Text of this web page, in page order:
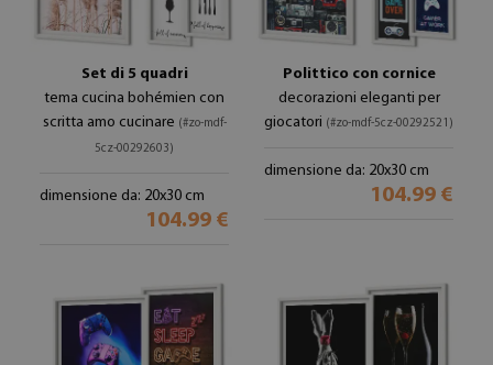
Set di 5 quadri
tema cucina bohémien con
scritta amo cucinare (#zo-mdf-
5cz-00292603)
dimensione da: 20x30 cm
104.99 €
Polittico con cornice
decorazioni eleganti per
giocatori (#zo-mdf-5cz-00292521)
dimensione da: 20x30 cm
104.99 €